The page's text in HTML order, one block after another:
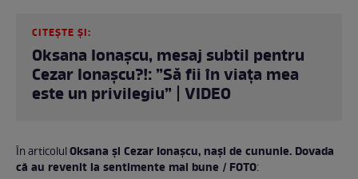
CITEȘTE ȘI:
Oksana Ionașcu, mesaj subtil pentru
Cezar Ionașcu?!: ”Să fii în viața mea
este un privilegiu” | VIDEO
În articolulOksana și Cezar Ionașcu, nași de cununie. Dovada
că au revenit la sentimente mai bune / FOTO: